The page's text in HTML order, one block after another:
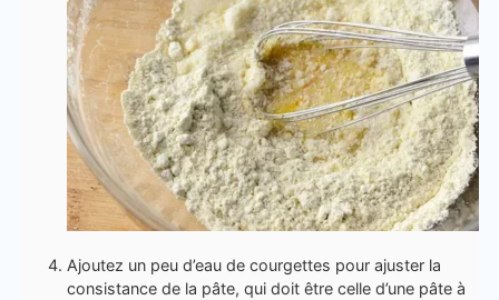
Ajoutez un peu d’eau de courgettes pour ajuster la
consistance de la pâte, qui doit être celle d’une pâte à